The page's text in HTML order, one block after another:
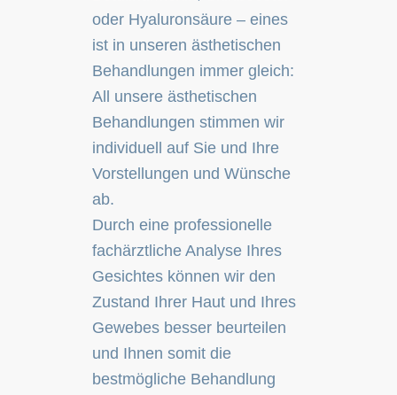
oder Hyaluronsäure – eines
ist in unseren ästhetischen
Behandlungen immer gleich:
All unsere ästhetischen
Behandlungen stimmen wir
individuell auf Sie und Ihre
Vorstellungen und Wünsche
ab.
Durch eine professionelle
fachärztliche Analyse Ihres
Gesichtes können wir den
Zustand Ihrer Haut und Ihres
Gewebes besser beurteilen
und Ihnen somit die
bestmögliche Behandlung